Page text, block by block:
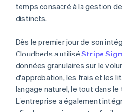
temps consacré à la gestion
distincts.
Dès le premier jour de son
Cloudbeds a utilisé Stripe
données granulaires sur le
d'approbation, les frais et les
langage naturel, le tout dans
L'entreprise a également